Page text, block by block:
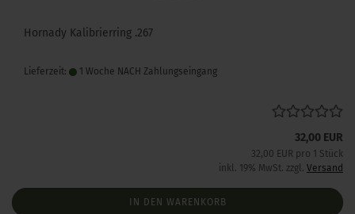
Hornady Kalibrierring .267
Lieferzeit: 1 Woche NACH Zahlungseingang
32,00 EUR
32,00 EUR pro 1 Stück
inkl. 19% MwSt. zzgl. Versand
IN DEN WARENKORB